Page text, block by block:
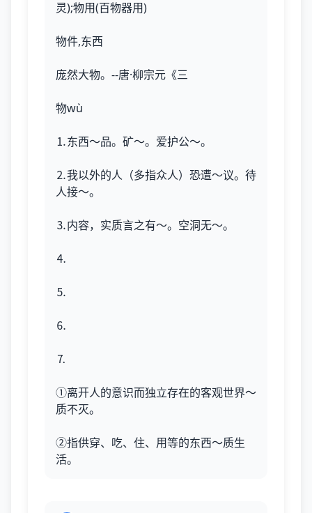
灵);物用(百物器用)
物件,东西
庞然大物。--唐·柳宗元《三
物wù
⒈东西～品。矿～。爱护公～。
⒉我以外的人（多指众人）恐遭～议。待
人接～。
⒊内容，实质言之有～。空洞无～。
⒋
⒌
⒍
⒎
①离开人的意识而独立存在的客观世界～
质不灭。
②指供穿、吃、住、用等的东西～质生
活。